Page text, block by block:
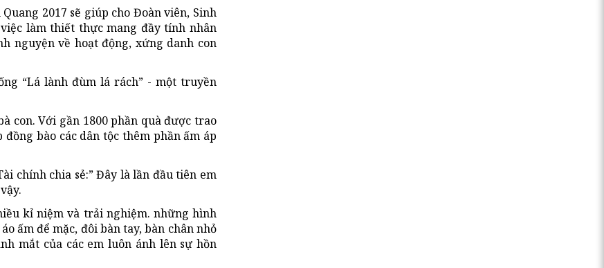
2017 sẽ giúp cho Đoàn viên, Sinh
làm thiết thực mang đầy tính nhân
nguyện về hoạt động, xứng danh con
“Lá lành đùm lá rách” - một truyền
con. Với gần 1800 phần quà được trao
bào các dân tộc thêm phần ấm áp
chính chia sẻ:” Đây là lần đầu tiên em
kỉ niệm và trải nghiệm. những hình
ấm để mặc, đôi bàn tay, bàn chân nhỏ
mắt của các em luôn ánh lên sự hồn